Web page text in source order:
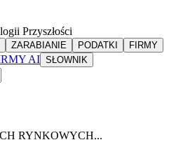
Przyszłości
ZARABIANIE PODATKI
FIRMY
AI SŁOWNIK
RYNKOWYCH...